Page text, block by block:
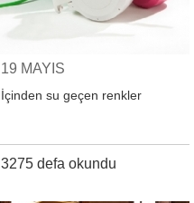
19 MAYIS
İçinden su geçen renkler
3275 defa okundu